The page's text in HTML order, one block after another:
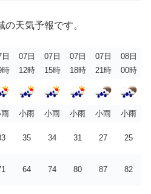
天気予報です。
時
07日
12時
07日
15時
07日
18時
07日
21時
08日
00時
小雨 小雨 小雨 小雨
小雨
35 34 31 27 25
64 74 80 87 82